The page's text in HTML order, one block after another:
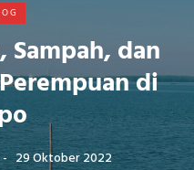
dan
di
29 Oktober 2022